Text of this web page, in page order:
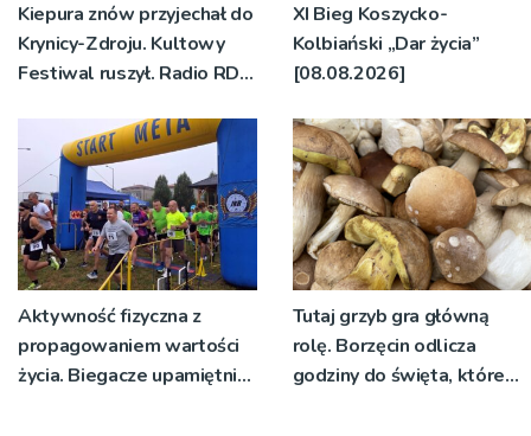
Kiepura znów przyjechał do
Krynicy-Zdroju. Kultowy
Festiwal ruszył. Radio RDN
żywo [ZDJĘCIA]
XI Bieg Koszycko-
Kolbiański „Dar życia”
[08.08.2026]
Aktywność fizyczna z
propagowaniem wartości
życia. Biegacze upamiętnili
Tutaj grzyb gra główną
rolę. Borzęcin odlicza
godziny do święta, które